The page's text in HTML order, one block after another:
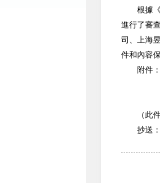
根據《
進行了審
司、上海
件和內容
附件：
（此件
抄送：生